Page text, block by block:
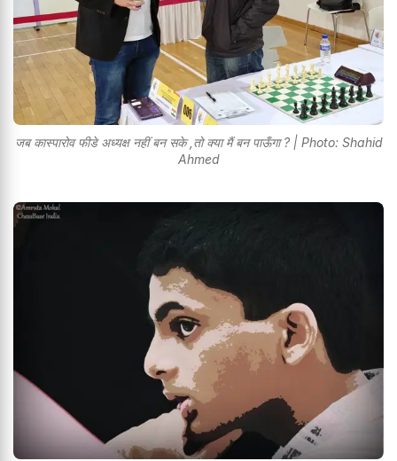
जब कास्पारोव फीडे अध्यक्ष नहीं बन सके ,तो क्या मैं बन पाऊँगा ? | Photo: Shahid
Ahmed